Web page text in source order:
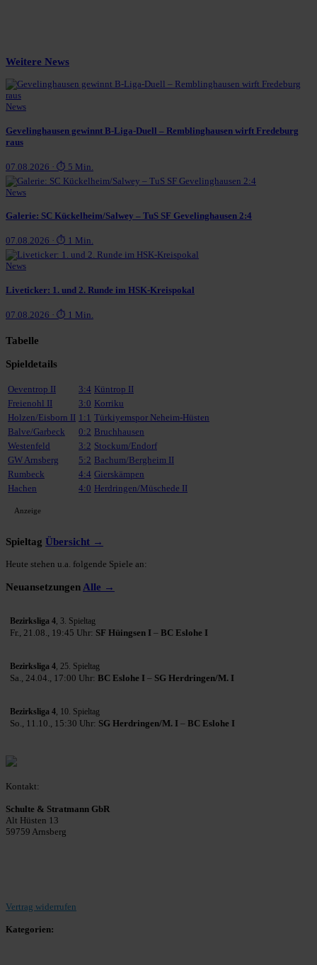
Weitere News
News
Gevelinghausen gewinnt B-Liga-Duell – Remblinghausen wirft Fredeburg
raus
07.08.2026 · ⏱ 5 Min.
News
Galerie: SC Kückelheim/Salwey – TuS SF Gevelinghausen 2:4
07.08.2026 · ⏱ 1 Min.
News
Liveticker: 1. und 2. Runde im HSK-Kreispokal
07.08.2026 · ⏱ 1 Min.
Tabelle
Spieldetails
Oeventrop II 3:4 Küntrop II
Freienohl II
3:0 Korriku
Holzen/Eisborn II 1:1 Türkiyemspor Neheim-Hüsten
Balve/Garbeck
0:2 Bruchhausen
Westenfeld
3:2 Stockum/Endorf
GW Arnsberg
5:2 Bachum/Bergheim II
Rumbeck
4:4 Gierskämpen
Hachen
4:0 Herdringen/Müschede II
Anzeige
Spieltag Übersicht →
Heute stehen u.a. folgende Spiele an:
Neuansetzungen Alle →
Bezirksliga 4, 3. Spieltag
Fr., 21.08., 19:45 Uhr: SF Hüingsen I – BC Eslohe I
Bezirksliga 4, 25. Spieltag
Sa., 24.04., 17:00 Uhr: BC Eslohe I – SG Herdringen/M. I
Bezirksliga 4, 10. Spieltag
So., 11.10., 15:30 Uhr: SG Herdringen/M. I – BC Eslohe I
Kontakt:
Schulte & Stratmann GbR
Alt Hüsten 13
59759 Arnsberg
Vertrag widerrufen
Kategorien: